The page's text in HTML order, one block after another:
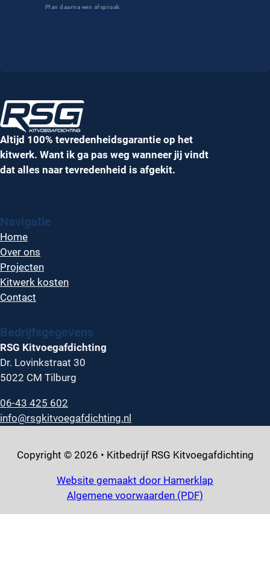
Altijd 100% tevredenheidsgarantie op het
kitwerk. Want ik ga pas weg wanneer jij vindt
dat alles naar tevredenheid is afgekit.
Navigatie
Home
Over ons
Projecten
Kitwerk kosten
Contact
Bedrijfsgegevens
RSG Kitvoegafdichting
Dr. Lovinkstraat 30
5022 CM Tilburg
06-43 425 602
info@rsgkitvoegafdichting.nl
Copyright © 2026 • Kitbedrijf RSG Kitvoegafdichting
Website gemaakt door Hamerklap
Algemene voorwaarden (PDF)